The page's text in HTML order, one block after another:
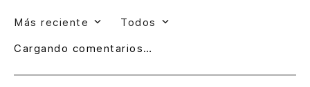
Más reciente Todos
Cargando comentarios…